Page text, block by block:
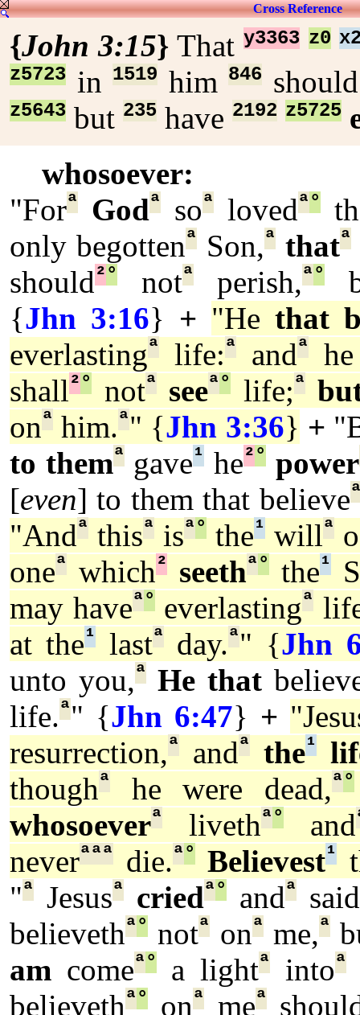
Cross Reference
{John 3:15}That y3363 z0
z5723 in 1519 him 846
z5643 but 235 have 2192 z5725
whosoever:
"Forª Godª soª lovedª°
only begottenª Son,ª thatª
should²° notªperish,ª°
{Jhn 3:16} + "He that
everlastingª life:ª andª
shall²° notª seeª° life;ª
onª him.ª" {Jhn 3:36} +
to themªgave¹ he²° power
[even] to them that believe
"Andª thisª isª° the¹ willª
oneª which² seethª° the¹
may haveª°everlastingª
at the¹lastª day.ª" {Jhn
unto you,ª He that
life.ª" {Jhn 6:47} +
resurrection,ª andª the¹
thoughª he were dead,ª°
whosoeverª livethª°and
neverªªª die.ª° Believest¹
"ª Jesusª criedª°andª
believethª° notª onªme,ª
am comeª°a lightªintoª
believethª° onª meª